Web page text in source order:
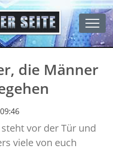
die Männer
vor der Tür und
viele von euch